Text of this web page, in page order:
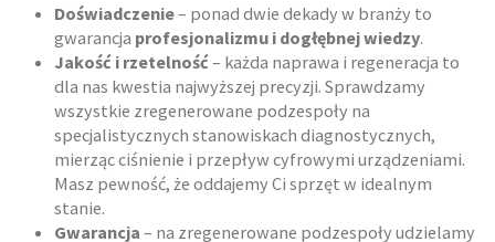
Doświadczenie– ponad dwie dekady w branży to
gwarancja profesjonalizmu i dogłębnej wiedzy.
Jakość i rzetelność– każda naprawa i regeneracja to
dla nas kwestia najwyższej precyzji. Sprawdzamy
wszystkie zregenerowane podzespoły na
specjalistycznych stanowiskach diagnostycznych,
mierząc ciśnienie i przepływ cyfrowymi urządzeniami.
Masz pewność, że oddajemy Ci sprzęt w idealnym
stanie.
Gwarancja – na zregenerowane podzespoły udzielamy